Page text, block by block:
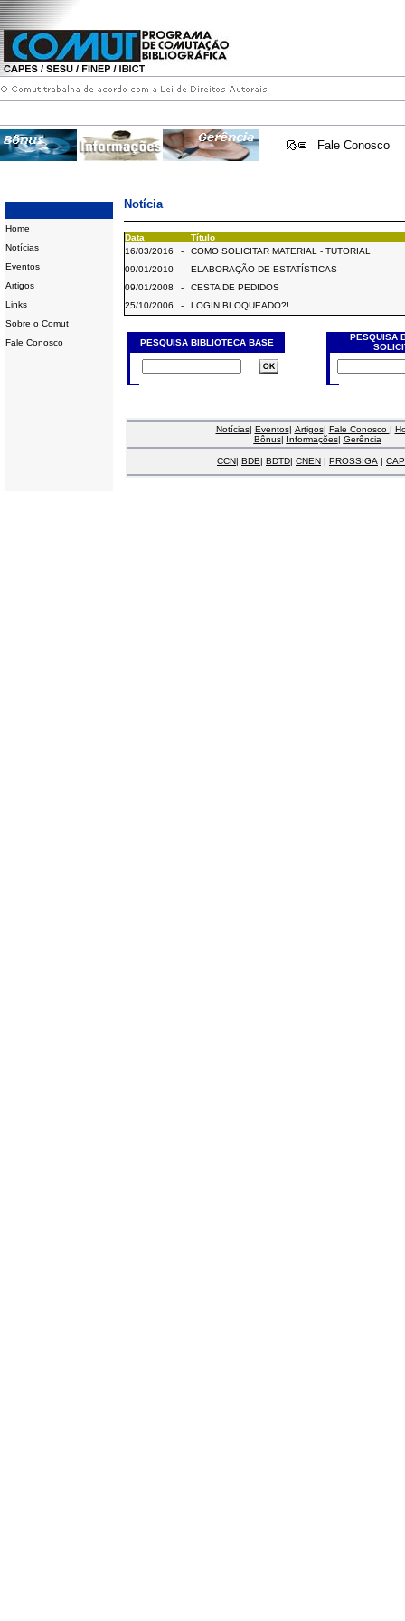
Fale Conosco
Home
Notícias
Eventos
Artigos
Links
Sobre o Comut
Fale Conosco
Notícia
Data
Título
16/03/2016
-
COMO SOLICITAR MATERIAL - TUTORIAL
09/01/2010
-
ELABORAÇÃO DE ESTATÍSTICAS
09/01/2008
-
CESTA DE PEDIDOS
25/10/2006
- LOGIN BLOQUEADO?!
PESQUISA BIBLIOTECA BASE
PESQUISA
Notícias| Eventos| Artigos| Fale Conosco |
Bônus| Informações| Gerência
CCN| BDB| BDTD| CNEN | PROSSIGA |